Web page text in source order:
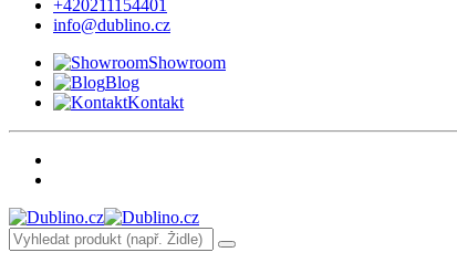
+420211154401
info@dublino.cz
Showroom
Blog
Kontakt